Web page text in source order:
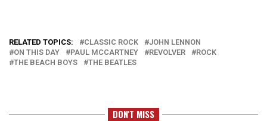
RELATED TOPICS: CLASSIC ROCK
JOHN LENNON
ON THIS DAY
PAUL MCCARTNEY REVOLVER
ROCK
THE BEACH BOYS
THE BEATLES
DON'T MISS